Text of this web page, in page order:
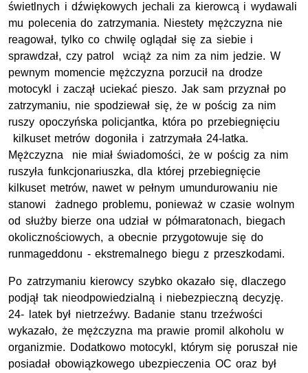
świetlnych i dźwiękowych jechali za kierowcą i wydawali
mu polecenia do zatrzymania. Niestety mężczyzna nie
reagował, tylko co chwilę oglądał się za siebie i
sprawdzał, czy patrol wciąż za nim za nim jedzie. W
pewnym momencie mężczyzna porzucił na drodze
motocykl i zaczął uciekać pieszo. Jak sam przyznał po
zatrzymaniu, nie spodziewał się, że w pościg za nim
ruszy opoczyńska policjantka, która po przebiegnięciu
kilkuset metrów dogoniła i zatrzymała 24-latka.
Mężczyzna nie miał świadomości, że w pościg za nim
ruszyła funkcjonariuszka, dla której przebiegnięcie
kilkuset metrów, nawet w pełnym umundurowaniu nie
stanowi żadnego problemu, ponieważ w czasie wolnym
od służby bierze ona udział w półmaratonach, biegach
okolicznościowych, a obecnie przygotowuje się do
runmageddonu - ekstremalnego biegu z przeszkodami.
Po zatrzymaniu kierowcy szybko okazało się, dlaczego
podjął tak nieodpowiedzialną i niebezpieczną decyzję.
24- latek był nietrzeźwy. Badanie stanu trzeźwości
wykazało, że mężczyzna ma prawie promil alkoholu w
organizmie. Dodatkowo motocykl, którym się poruszał nie
posiadał obowiązkowego ubezpieczenia OC oraz był